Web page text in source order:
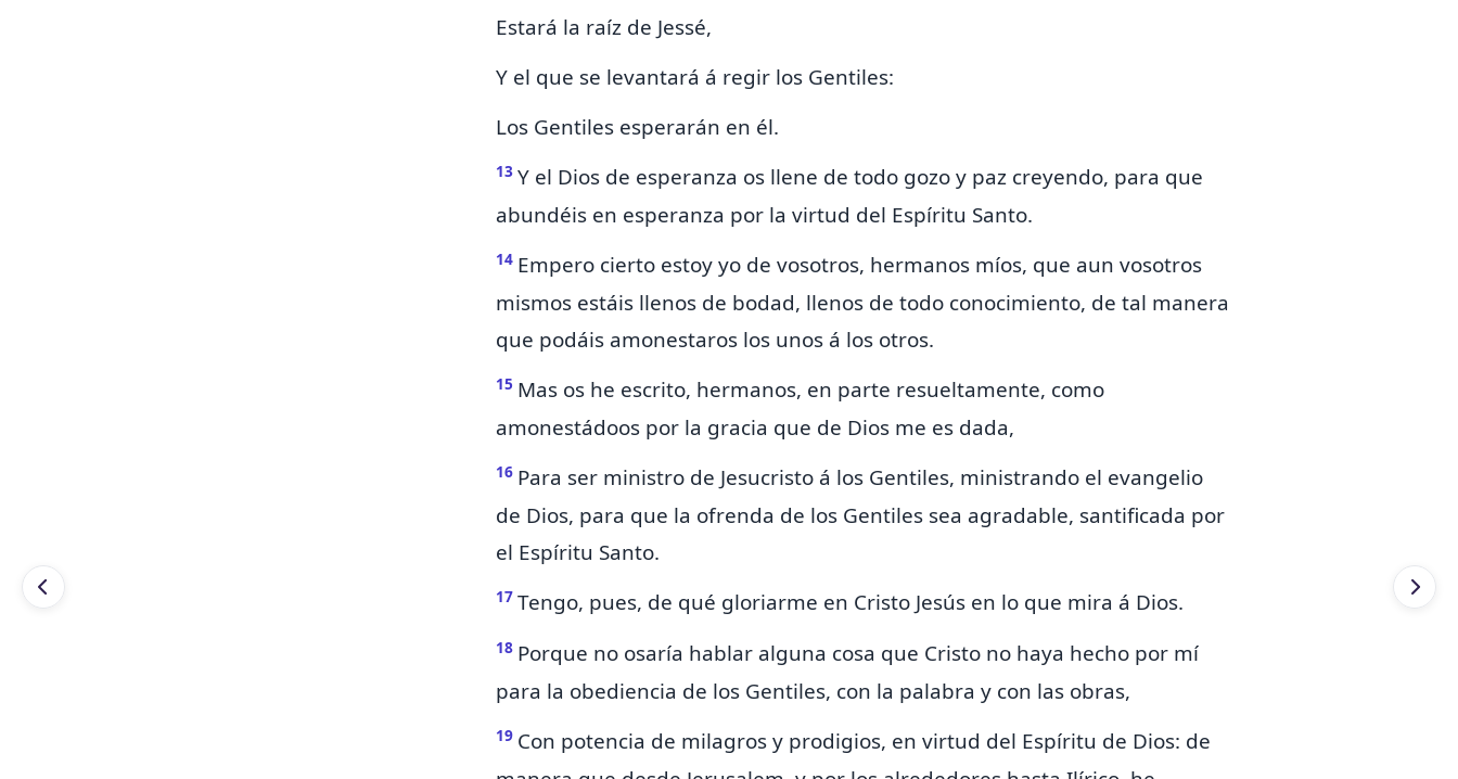
Estará la raíz de Jessé,
Y el que se levantará á regir los Gentiles:
Los Gentiles esperarán en él.
13 Y el Dios de esperanza os llene de todo gozo y paz creyendo, para que
abundéis en esperanza por la virtud del Espíritu Santo.
14 Empero cierto estoy yo de vosotros, hermanos míos, que aun vosotros
mismos estáis llenos de bodad, llenos de todo conocimiento, de tal manera
que podáis amonestaros los unos á los otros.
15 Mas os he escrito, hermanos, en parte resueltamente, como
amonestádoos por la gracia que de Dios me es dada,
16 Para ser ministro de Jesucristo á los Gentiles, ministrando el evangelio
de Dios, para que la ofrenda de los Gentiles sea agradable, santificada por
el Espíritu Santo.
17 Tengo, pues, de qué gloriarme en Cristo Jesús en lo que mira á Dios.
18 Porque no osaría hablar alguna cosa que Cristo no haya hecho por mí
para la obediencia de los Gentiles, con la palabra y con las obras,
19 Con potencia de milagrosy prodigios, en virtud del Espíritu de Dios: de